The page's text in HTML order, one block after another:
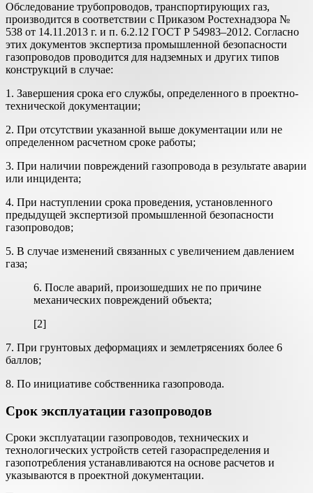
Обследование трубопроводов, транспортирующих газ,
производится в соответствии с Приказом Ростехнадзора №
538 от 14.11.2013 г. и п. 6.2.12 ГОСТ Р 54983–2012. Согласно
этих документов экспертиза промышленной безопасности
газопроводов проводится для надземных и других типов
конструкций в случае:
1. Завершения срока его службы, определенного в проектно-
технической документации;
2. При отсутствии указанной выше документации или не
определенном расчетном сроке работы;
3. При наличии повреждений газопровода в результате аварии
или инцидента;
4. При наступлении срока проведения, установленного
предыдущей экспертизой промышленной безопасности
газопроводов;
5. В случае изменений связанных с увеличением давлением
газа;
6. После аварий, произошедших не по причине
механических повреждений объекта;
[2]
7. При грунтовых деформациях и землетрясениях более 6
баллов;
8. По инициативе собственника газопровода.
Срок эксплуатации газопроводов
Сроки эксплуатации газопроводов, технических и
технологических устройств сетей газораспределения и
газопотребления устанавливаются на основе расчетов и
указываются в проектной документации.